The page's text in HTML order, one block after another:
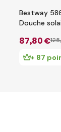
Bestway
Douche
litres
87,80 €125
+ 87